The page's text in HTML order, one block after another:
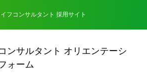
フコンサルタント 採用サイト
ンサルタント オリエンテーシ
ォーム